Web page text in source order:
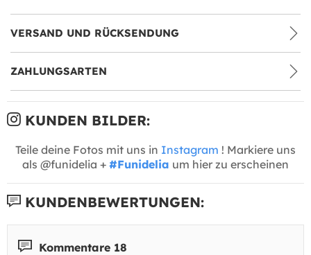
VERSAND UND RÜCKSENDUNG
ZAHLUNGSARTEN
KUNDEN BILDER:
Teile deine Fotos mit uns in Instagram ! Markiere uns
als @funidelia + #Funidelia um hier zu erscheinen
KUNDENBEWERTUNGEN:
Kommentare 18